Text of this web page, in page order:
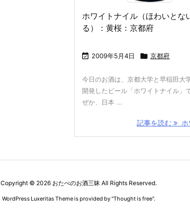
ホワイトナイル（ほわいとな
る）：黄桜：京都府
 2009年5月4日  京都府
今日のお酒は、京都大学と早稲田大
開発したビール「ホワイトナイル」
ぜか、日本 ...
記事を読む
Copyright © 2026 おたべのお酒三昧 All Rights Reserved.
WordPress Luxeritas Theme is provided by "Thought is free".